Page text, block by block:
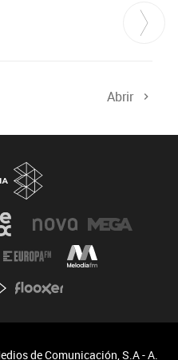
Abrir
de Comunicación, S.A - A.